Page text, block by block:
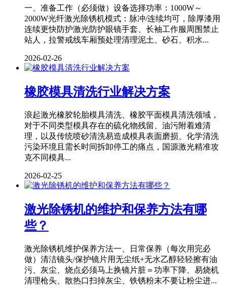
一、准备工作（必须做）设备选择功率：1000W～
2000W光纤激光除锈机模式：脉冲/连续均可，除厚漆用
连续更快防护激光防护眼镜手套、长袖工作服周围禁止
站人，拉警戒线车厢预处理清理泥土、砂石、积水...
2026-02-26
橡胶模具清洗行业解决方案
浪起激光橡胶轮胎模具清洗、橡胶平面模具清洗领域，
对于不同类型模具存在的硫化物残留、油污附着难清
理，以及传统喷砂清洗易造成模具表面磨损、化学清洗
污染环境且需长时间拆卸停工的痛点，国源激光精准攻
克不同模具...
2026-02-25
激光除锈机的维护和保养方法有哪
些？
激光除锈机维护保养方法一、日常保养（每次用完必
做）清洁镜头/保护镜片用无尘纸+无水乙醇轻轻擦有油
污、灰尘、烧点必须马上换镜片脏＝功率下降、易烧机
清理枪头、散热口扫掉灰尘、铁锈粉末不要让粉尘进...